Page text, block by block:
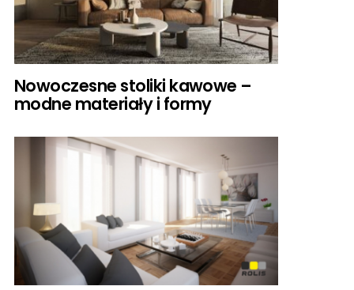
Nowoczesne stoliki kawowe –
modne materiały i formy